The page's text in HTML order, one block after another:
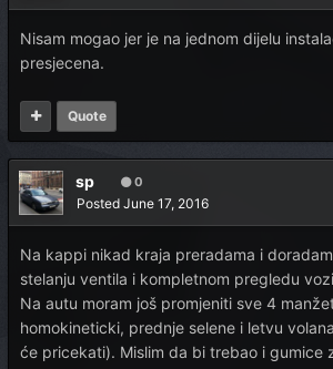
Nisam mogao jer je na jednom dijelu
presjecena.
Quote
sp 0
Posted June 17, 2016
Na kappi nikad kraja preradama i
stelanju ventila i kompletnom pregledu
Na autu moram još promjeniti sve 4
homokineticki, prednje selene i letvu
će pricekati). Mislim da bi trebao i gumice